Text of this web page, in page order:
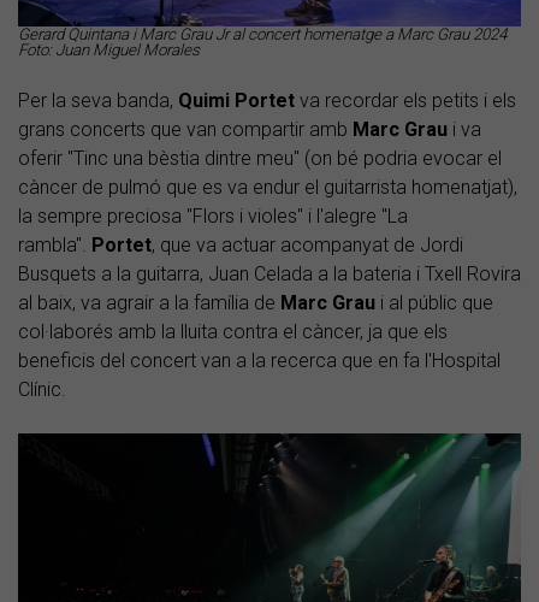
Gerard Quintana i Marc Grau Jr al concert homenatge a Marc Grau 2024
Foto: Juan Miguel Morales
Per la seva banda, Quimi Portet va recordar els petits i els
grans concerts que van compartir amb Marc Grau i va
oferir "Tinc una bèstia dintre meu" (on bé podria evocar el
càncer de pulmó que es va endur el guitarrista homenatjat),
la sempre preciosa "Flors i violes" i l'alegre "La
rambla". Portet, que va actuar acompanyat de Jordi
Busquets a la guitarra, Juan Celada a la bateria i Txell Rovira
al baix, va agrair a la família de Marc Grau i al públic que
col·laborés amb la lluita contra el càncer, ja que els
beneficis del concert van a la recerca que en fa l'Hospital
Clínic.